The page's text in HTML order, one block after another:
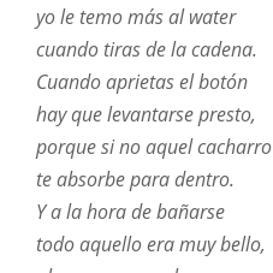
yo le temo más al water
cuando tiras de la cadena.
Cuando aprietas el botón
hay que levantarse presto,
porque si no aquel cacharro
te absorbe para dentro.
Y a la hora de bañarse
todo aquello era muy bello,